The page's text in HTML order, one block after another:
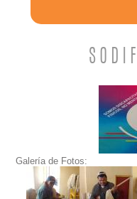
Galería de Fotos: